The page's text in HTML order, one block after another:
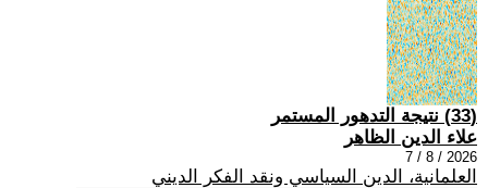
(33) نتيجة التدهور المستمر
علاء الدين الظاهر
2026 / 8 / 7
العلمانية، الدين السياسي ونقد الفكر الديني